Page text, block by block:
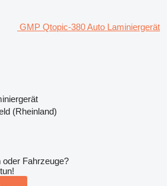
GMP Qtopic-380 Auto Laminiergerät
(Rheinland)
Fahrzeuge?